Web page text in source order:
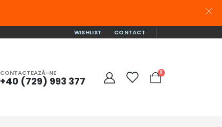
WISHLIST CONTACT
CONTACTEAZĂ-NE
+40 (729) 993 377
0